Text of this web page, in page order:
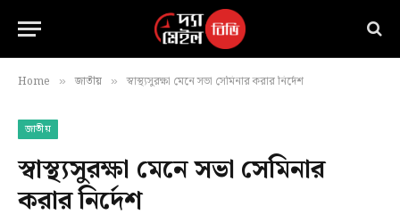
Home » জাতীয় » স্বাস্থ্যসুরক্ষা মেনে সভা সেমিনার করার নির্দেশ
জাতীয়
স্বাস্থ্যসুরক্ষা মেনে সভা সেমিনার
করার নির্দেশ